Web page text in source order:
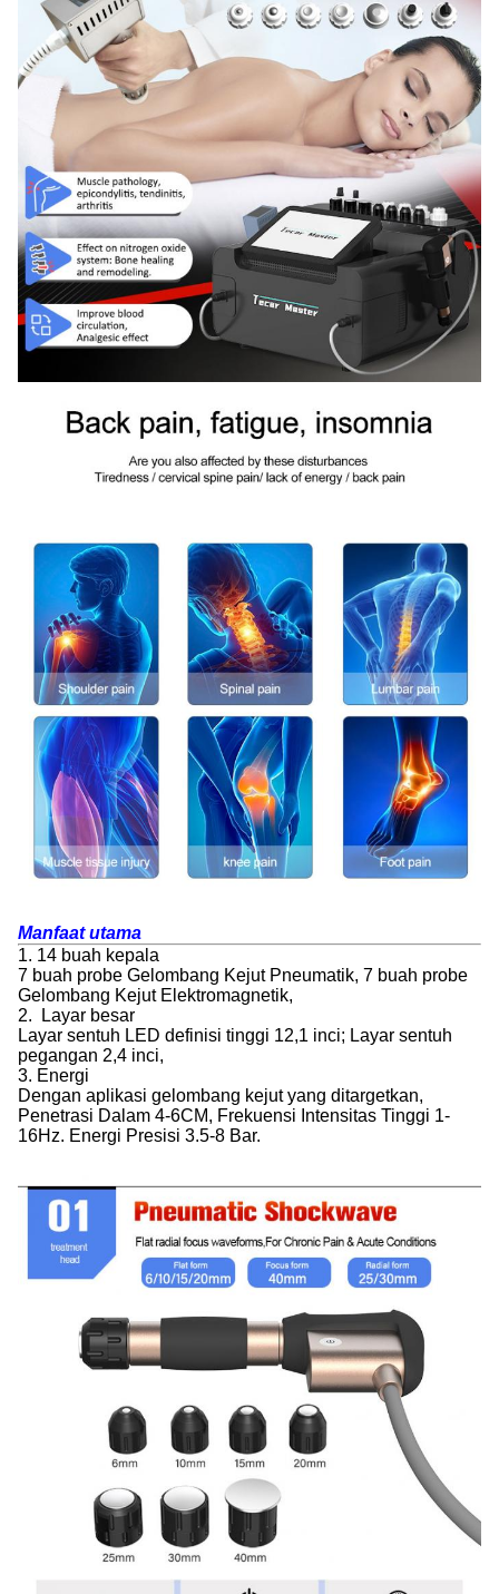
Manfaat utama
1. 14 buah kepala
7 buah probe Gelombang Kejut Pneumatik, 7 buah probe
Gelombang Kejut Elektromagnetik,
2. Layar besar
Layar sentuh LED definisi tinggi 12,1 inci; Layar sentuh
pegangan 2,4 inci,
3. Energi
Dengan aplikasi gelombang kejut yang ditargetkan,
Penetrasi Dalam 4-6CM, Frekuensi Intensitas Tinggi 1-
16Hz. Energi Presisi 3.5-8 Bar.